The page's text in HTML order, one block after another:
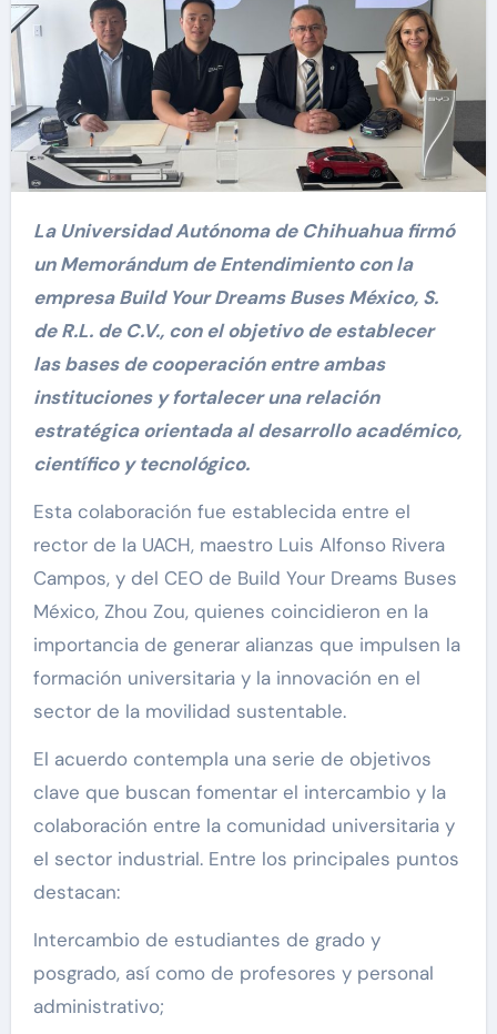
La Universidad Autónoma de Chihuahua firmó
un Memorándum de Entendimiento con la
empresa Build Your Dreams Buses México, S.
de R.L. de C.V., con el objetivo de establecer
las bases de cooperación entre ambas
instituciones y fortalecer una relación
estratégica orientada al desarrollo académico,
científico y tecnológico.
Esta colaboración fue establecida entre el
rector de la UACH, maestro Luis Alfonso Rivera
Campos, y del CEO de Build Your Dreams Buses
México, Zhou Zou, quienes coincidieron en la
importancia de generar alianzas que impulsen la
formación universitaria y la innovación en el
sector de la movilidad sustentable.
El acuerdo contempla una serie de objetivos
clave que buscan fomentar el intercambio y la
colaboración entre la comunidad universitaria y
el sector industrial. Entre los principales puntos
destacan:
Intercambio de estudiantes de grado y
posgrado, así como de profesores y personal
administrativo;